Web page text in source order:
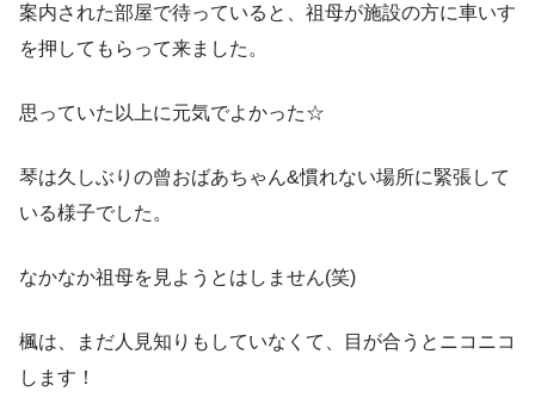
案内された部屋で待っていると、祖母が施設の方に車いす
を押してもらって来ました。
思っていた以上に元気でよかった☆
琴は久しぶりの曾おばあちゃん&慣れない場所に緊張して
いる様子でした。
なかなか祖母を見ようとはしません(笑)
楓は、まだ人見知りもしていなくて、目が合うとニコニコ
します！